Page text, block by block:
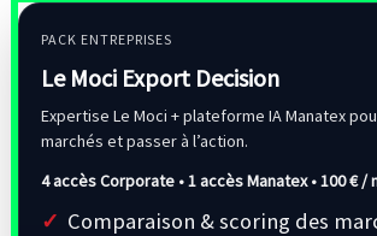
PACK ENTREPRISES
Le Moci Export Decision
Expertise Le Moci + plateforme IA Manatex
marchés et passer à l’action.
4 accès Corporate • 1 accès Manatex •100 € /
Comparaison & scoring des